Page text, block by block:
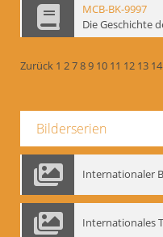
MCB-BK-9997
Zurück 1 2789 10 11 12 13 14
Bilderserien